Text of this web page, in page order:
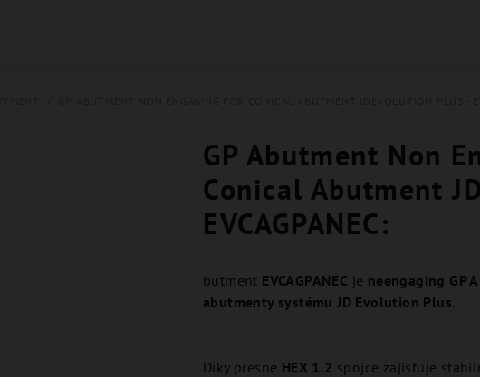
GP Abutment Non
Conical Abutment
EVCAGPANEC:
butment EVCAGPANEC je neengaging GP
abutmenty systému JD Evolution Plus.
Díky přesné HEX 1.2 spojce zajišťuje